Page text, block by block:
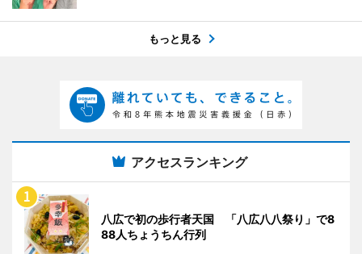
もっと見る
アクセスランキング
八広で初の歩行者天国 「八広八八祭り」で8
88人ちょうちん行列